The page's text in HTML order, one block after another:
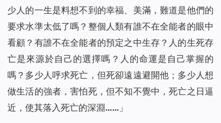
少人的一生是料想不到的幸福、美滿，難道是他們的
要求水準太低了嗎？整個人類有誰不在全能者的眼中
看顧？有誰不在全能者的預定之中生存？人的生死存
亡是來源於自己的選擇嗎？人的命運是自己掌握的
嗎？多少人呼求死亡，但死卻遠遠避開他；多少人想
做生活的強者，害怕死，但不知不覺中，死亡之日逼
近，使其落入死亡的深淵…… 」